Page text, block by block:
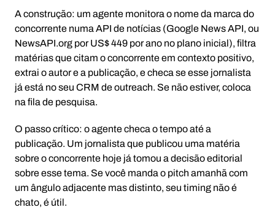
A construção: um agente monitora o nome da marca do
concorrente numa API de notícias (Google News API, ou
NewsAPI.org por US$ 449 por ano no plano inicial), filtra
matérias que citam o concorrente em contexto positivo,
extrai o autor e a publicação, e checa se esse jornalista
já está no seu CRM de outreach. Se não estiver, coloca
na fila de pesquisa.
O passo crítico: o agente checa o tempo até a
publicação. Um jornalista que publicou uma matéria
sobre o concorrente hoje já tomou a decisão editorial
sobre esse tema. Se você manda o pitch amanhã com
um ângulo adjacente mas distinto, seu timing não é
chato, é útil.